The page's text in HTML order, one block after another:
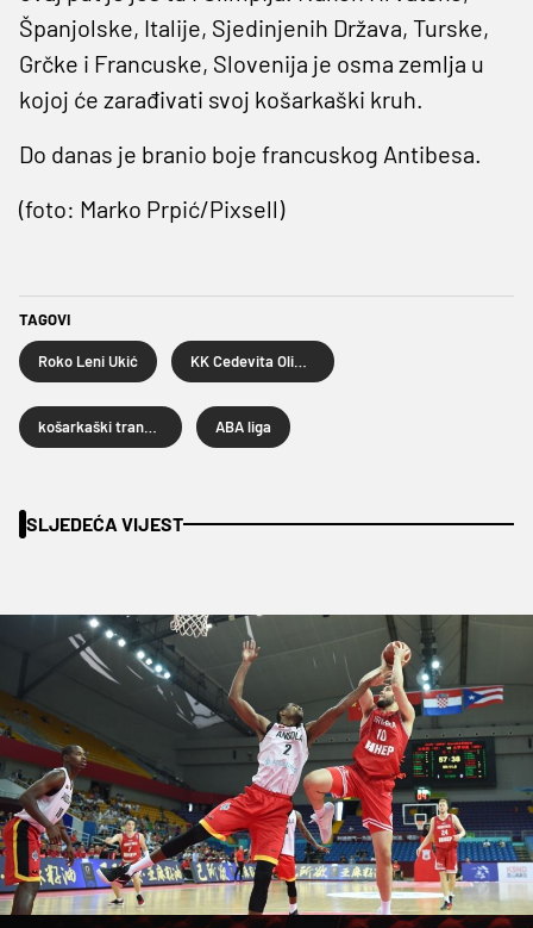
Španjolske, Italije, Sjedinjenih Država, Turske,
Grčke i Francuske, Slovenija je osma zemlja u
kojoj će zarađivati svoj košarkaški kruh.
Do danas je branio boje francuskog Antibesa.
(foto: Marko Prpić/Pixsell)
TAGOVI
Roko Leni Ukić
ABA liga
SLJEDEĆA VIJEST